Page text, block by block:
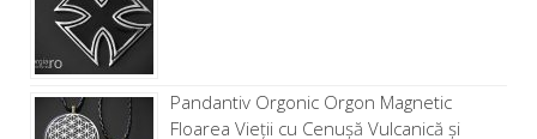
Pandantiv Orgonic Orgon Magnetic
Floarea Vieții cu Cenușă Vulcanică și